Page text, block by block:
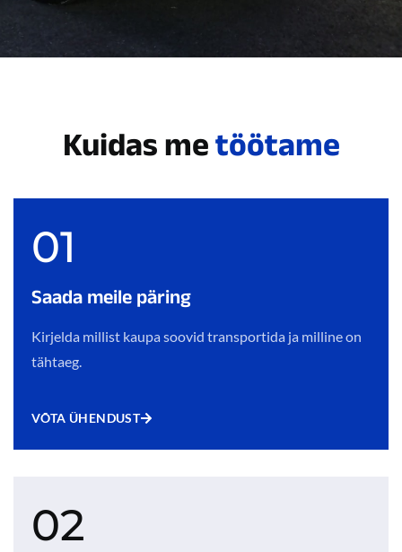
Kuidas me töötame
01
Saada meile päring
Kirjelda millist kaupa soovid transportida ja milline on
tähtaeg.
VÕTA ÜHENDUST
02